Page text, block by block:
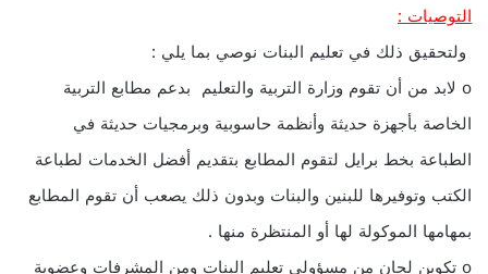
التوصيات :
ولتحقيق ذلك في تعليم البنات نوصي بما يلي :
o لابد من أن تقوم وزارة التربية والتعليم بدعم مطابع التربية
الخاصة بأجهزة حديثة وأنظمة حاسوبية وبرمجيات حديثة في
الطباعة بخط برايل لتقوم المطابع بتقديم أفضل الخدمات لطباعة
الكتب وتوفيرها للبنين والبنات وبدون ذلك يصعب أن تقوم المطابع
بمهامها الموكولة لها أو المنتظرة منها .
o تكوين لجان من مسؤولي تعليم البنات ومن المشرفات وعضوية